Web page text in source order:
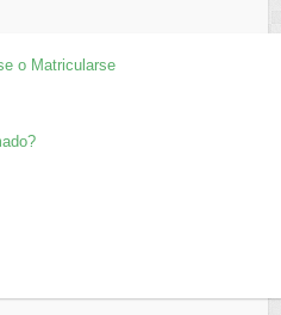
o Matricularse